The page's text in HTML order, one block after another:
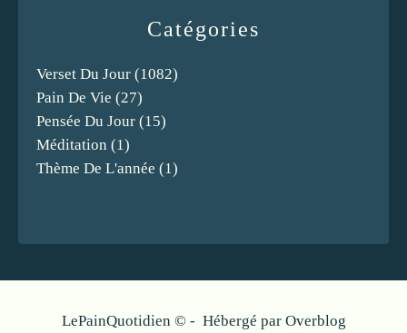
Catégories
Verset Du Jour (1082)
Pain De Vie (27)
Pensée Du Jour (15)
Méditation (1)
Thème De L'année (1)
LePainQuotidien © - Hébergé par Overblog